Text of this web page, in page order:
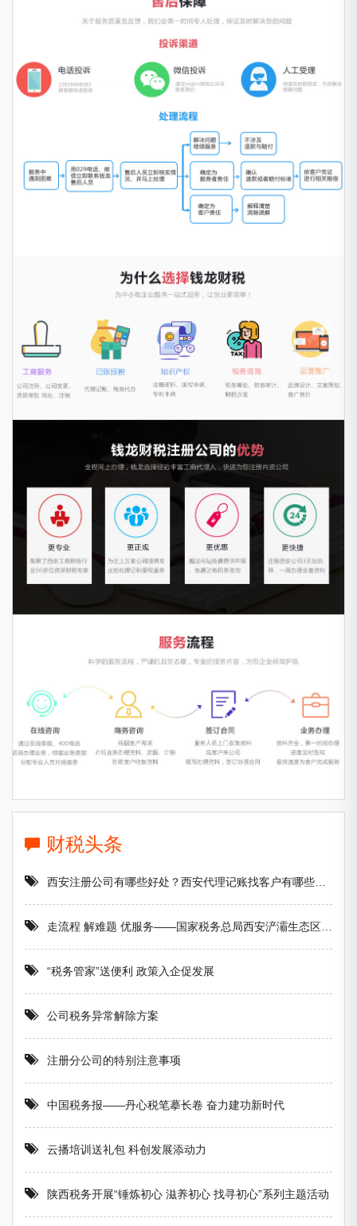
财税头条
西安注册公司有哪些好处？西安代理记账找客户有哪些方法？
走流程 解难题 优服务——国家税务总局西安浐灞生态区税务局积极开展一把手“走流程 坐窗口 跟执法 处投诉”活动
“税务管家”送便利 政策入企促发展
公司税务异常解除方案
注册分公司的特别注意事项
中国税务报——丹心税笔摹长卷 奋力建功新时代
云播培训送礼包 科创发展添动力
陕西税务开展“锤炼初心 滋养初心 找寻初心”系列主题活动